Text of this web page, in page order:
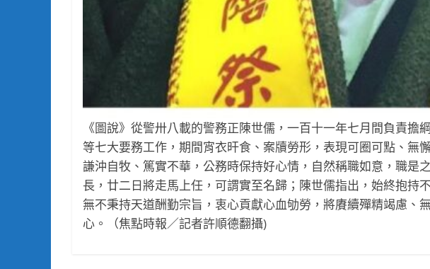
《圖說》從警卅八載的警務正陳世儒，一百十一年七月間負責擔
等七大要務工作，期間宵衣旰食、案牘勞形，表現可圈可點、無
謙沖自牧、篤實不華，公務時保持好心情，自然稱職如意，職是
長，廿二日將走馬上任，可謂實至名歸；陳世儒指出，始終抱持
無不秉持天道酬勤宗旨，衷心貢獻心血劬勞，將賡續殫精竭慮、
心。（焦點時報／記者許順德翻攝)